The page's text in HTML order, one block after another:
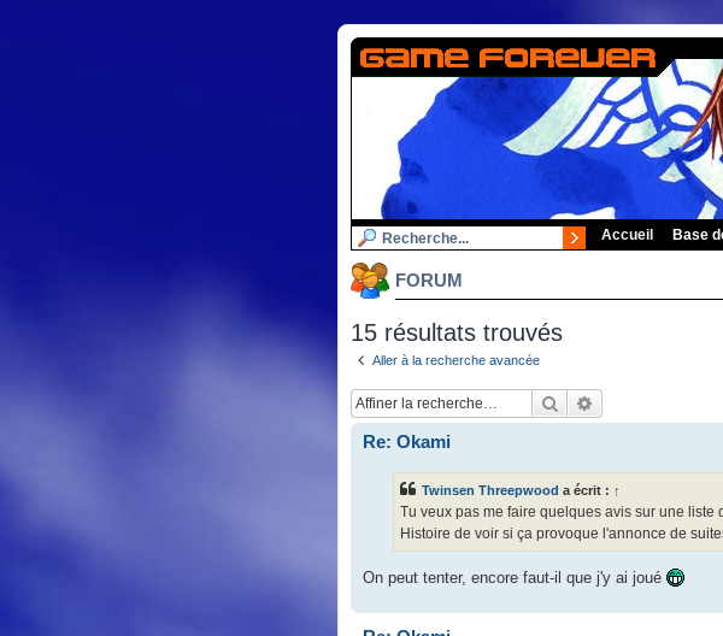
Accueil Base
FORUM
15 résultats trouvés
Aller à la recherche avancée
Rechercher
Re: Okami
Twinsen Threepwood a écrit : ↑
Tu veux pas me faire quelques avis sur une
Histoire de voir si ça provoque l'annonce de
On peut tenter, encore faut-il que j'y ai joué